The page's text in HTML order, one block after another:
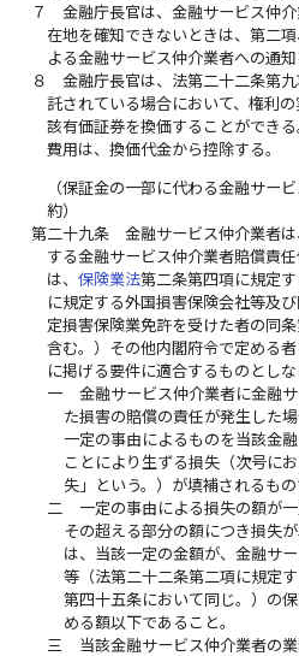
７
金融庁長官は、金融サービス仲
在地を確知できないときは、第二
よる金融サービス仲介業者への通
８
金融庁長官は、法第二十二条第
託されている場合において、権利
該有価証券を換価することができ
費用は、換価代金から控除する。
（保証金の一部に代わる金融サー
約）
第二十九条
金融サービス仲介業者
する金融サービス仲介業者賠償責
は、保険業法第二条第四項に規定
に規定する外国損害保険会社等及
定損害保険業免許を受けた者の同
含む。）その他内閣府令で定める
に掲げる要件に適合するものとしな
一
金融サービス仲介業者に金融
た損害の賠償の責任が発生した
一定の事由によるものを当該金
ことにより生ずる損失（次号に
失」という。）が填補されるもの
二
一定の事由による損失の額が
その超える部分の額につき損失
は、当該一定の金額が、金融サ
等（法第二十二条第二項に規定
第四十五条において同じ。）の
める額以下であること。
三
当該金融サービス仲介業者の